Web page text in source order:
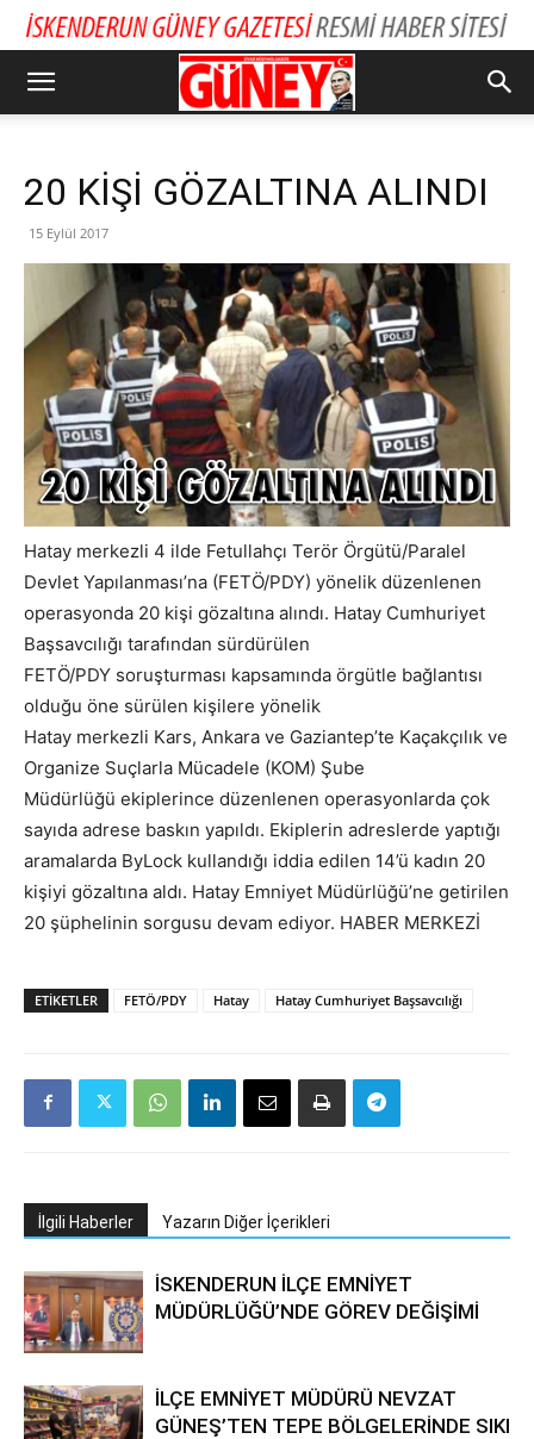
20 KİŞİ GÖZALTINA ALINDI
15 Eylül 2017
Hatay merkezli 4 ilde Fetullahçı Terör Örgütü/Paralel
Devlet Yapılanması’na (FETÖ/PDY) yönelik düzenlenen
operasyonda 20 kişi gözaltına alındı. Hatay Cumhuriyet
Başsavcılığı tarafından sürdürülen
FETÖ/PDY soruşturması kapsamında örgütle bağlantısı
olduğu öne sürülen kişilere yönelik
Hatay merkezli Kars, Ankara ve Gaziantep’te Kaçakçılık ve
Organize Suçlarla Mücadele (KOM) Şube
Müdürlüğü ekiplerince düzenlenen operasyonlarda çok
sayıda adrese baskın yapıldı. Ekiplerin adreslerde yaptığı
aramalarda ByLock kullandığı iddia edilen 14’ü kadın 20
kişiyi gözaltına aldı. Hatay Emniyet Müdürlüğü’ne getirilen
20 şüphelinin sorgusu devam ediyor. HABER MERKEZİ
ETIKETLER FETÖ/PDY Hatay Hatay Cumhuriyet Başsavcılığı
İlgili Haberler Yazarın Diğer İçerikleri
İSKENDERUN İLÇE EMNİYET
MÜDÜRLÜĞÜ’NDE GÖREV DEĞİŞİMİ
İLÇE EMNİYET MÜDÜRÜ NEVZAT
GÜNEŞ’TEN TEPE BÖLGELERİNDE SIKI